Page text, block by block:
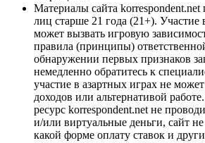
Материалы сайта korrespondent.net
лиц старше 21 года (21+). Участие
может вызвать игровую
правила (принципы)
обнаружении первых признаков
немедленно обратитесь к
участие в азартных играх не
доходов или альтернативой
ресурс korrespondent.net не
и/или виртуальные деньги, сайт
какой форме оплату ставок и